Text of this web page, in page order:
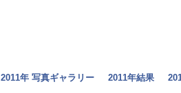
2011年 写真ギャラリー 2011年結果